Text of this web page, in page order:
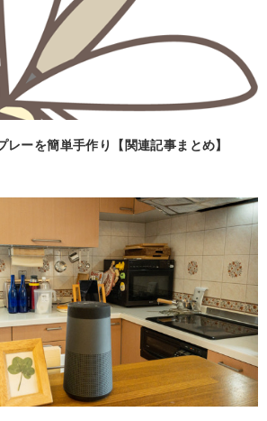
レーを簡単手作り【関連記事まとめ】